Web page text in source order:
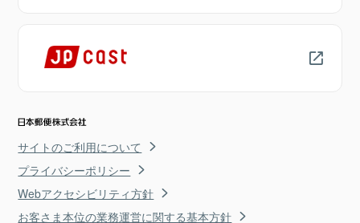
サイトのご利用について
プライバシーポリシー
Webアクセシビリティ方針
お客さま本位の業務運営に関する基本方針